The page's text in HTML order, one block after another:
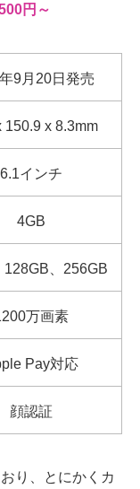
円～
9月20日発売
150.9 x 8.3mm
6.1インチ
4GB
128GB、256GB
万画素
Pay対応
顔認証
り、とにかくカ